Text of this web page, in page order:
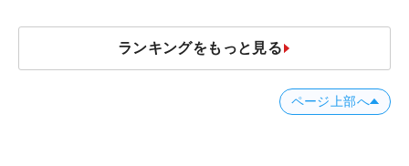
ランキングをもっと見る
ページ上部へ